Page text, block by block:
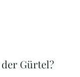
Gürtel?